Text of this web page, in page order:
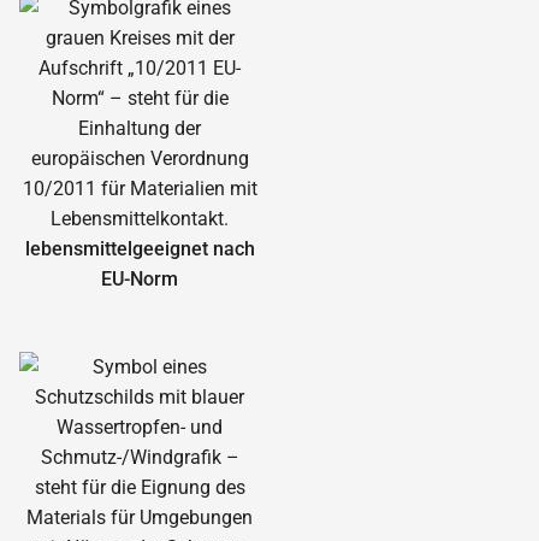
lebensmittelgeeignet nach
EU-Norm